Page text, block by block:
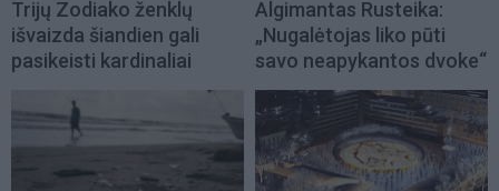
Trijų Zodiako ženklų
išvaizda šiandien gali
pasikeisti kardinaliai
Algimantas Rusteika:
„Nugalėtojas liko pūti
savo neapykantos dvoke“